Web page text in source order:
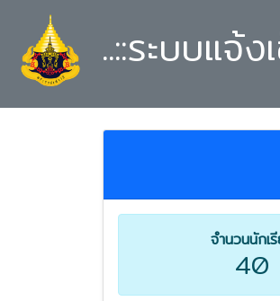
..::ระบบแจ้
จำนวนนักเ
40